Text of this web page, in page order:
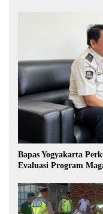
Bapas Yogyakarta
Evaluasi Program